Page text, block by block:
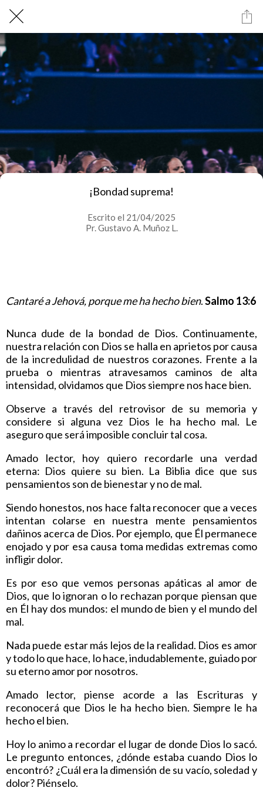
¡Bondad suprema!
Escrito el 21/04/2025
Pr. Gustavo A. Muñoz L.
Cantaré a Jehová, porque me ha hecho bien.Salmo 13:6
Nunca dude de la bondad de Dios. Continuamente,
nuestra relación con Dios se halla en aprietos por causa
de la incredulidad de nuestros corazones. Frente a la
prueba o mientras atravesamos caminos de alta
intensidad, olvidamos que Dios siempre nos hace bien.
Observe a través del retrovisor de su memoria y
considere si alguna vez Dios le ha hecho mal. Le
aseguro que será imposible concluir tal cosa.
Amado lector, hoy quiero recordarle una verdad
eterna: Dios quiere su bien. La Biblia dice que sus
pensamientos son de bienestar y no de mal.
Siendo honestos, nos hace falta reconocer que a veces
intentan colarse en nuestra mente pensamientos
dañinos acerca de Dios. Por ejemplo, que Él permanece
enojado y por esa causa toma medidas extremas como
infligir dolor.
Es por eso que vemos personas apáticas al amor de
Dios, que lo ignoran o lo rechazan porque piensan que
en Él hay dos mundos: el mundo de bien y el mundo del
mal.
Nada puede estar más lejos de la realidad. Dios es amor
y todo lo que hace, lo hace, indudablemente, guiado por
su eterno amor por nosotros.
Amado lector, piense acorde a las Escrituras y
reconocerá que Dios le ha hecho bien. Siempre le ha
hecho el bien.
Hoy lo animo a recordar el lugar de donde Dios lo sacó.
Le pregunto entonces, ¿dónde estaba cuando Dios lo
encontró? ¿Cuál era la dimensión de su vacío, soledad y
dolor? Piénselo.